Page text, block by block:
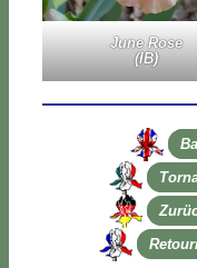
Ju­ne Ro­se
(IB)